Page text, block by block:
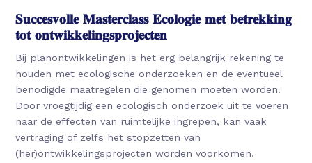
𝐒𝐮𝐜𝐜𝐞𝐬𝐯𝐨𝐥𝐥𝐞 𝐌𝐚𝐬𝐭𝐞𝐫𝐜𝐥𝐚𝐬𝐬 𝐄𝐜𝐨𝐥𝐨𝐠𝐢𝐞 𝐦𝐞𝐭 𝐛𝐞𝐭𝐫𝐞𝐤𝐤𝐢𝐧𝐠
𝐭𝐨𝐭 𝐨𝐧𝐭𝐰𝐢𝐤𝐤𝐞𝐥𝐢𝐧𝐠𝐬𝐩𝐫𝐨𝐣𝐞𝐜𝐭𝐞𝐧
Bij planontwikkelingen is het erg belangrijk rekening te
houden met ecologische onderzoeken en de eventueel
benodigde maatregelen die genomen moeten worden.
Door vroegtijdig een ecologisch onderzoek uit te voeren
naar de effecten van ruimtelijke ingrepen, kan vaak
vertraging of zelfs het stopzetten van
(her)ontwikkelingsprojecten worden voorkomen.